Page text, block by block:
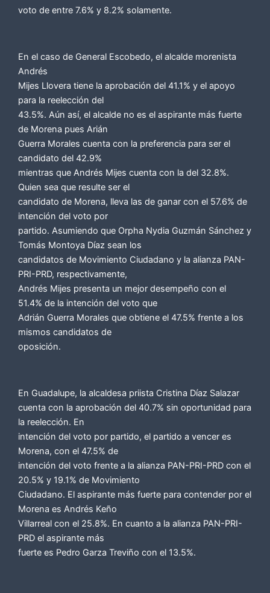
voto de entre 7.6% y 8.2% solamente.
En el caso de General Escobedo, el alcalde morenista
Andrés
Mijes Llovera tiene la aprobación del 41.1% y el apoyo
para la reelección del
43.5%. Aún así, el alcalde no es el aspirante más fuerte
de Morena pues Arián
Guerra Morales cuenta con la preferencia para ser el
candidato del 42.9%
mientras que Andrés Mijes cuenta con la del 32.8%.
Quien sea que resulte ser el
candidato de Morena, lleva las de ganar con el 57.6% de
intención del voto por
partido. Asumiendo que Orpha Nydia Guzmán Sánchez y
Tomás Montoya Díaz sean los
candidatos de Movimiento Ciudadano y la alianza PAN-
PRI-PRD, respectivamente,
Andrés Mijes presenta un mejor desempeño con el
51.4% de la intención del voto que
Adrián Guerra Morales que obtiene el 47.5% frente a los
mismos candidatos de
oposición.
En Guadalupe, la alcaldesa priista Cristina Díaz Salazar
cuenta con la aprobación del 40.7% sin oportunidad para
la reelección. En
intención del voto por partido, el partido a vencer es
Morena, con el 47.5% de
intención del voto frente a la alianza PAN-PRI-PRD con el
20.5% y 19.1% de Movimiento
Ciudadano. El aspirante más fuerte para contender por el
Morena es Andrés Keño
Villarreal con el 25.8%. En cuanto a la alianza PAN-PRI-
PRD el aspirante más
fuerte es Pedro Garza Treviño con el 13.5%.